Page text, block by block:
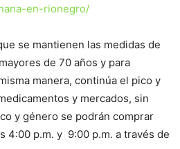
en-rionegro/
se mantienen las medidas de
de 70 años y para
manera, continúa el pico y
y mercados, sin
y género se podrán comprar
4:00 p.m. y 9:00 p.m. a través de